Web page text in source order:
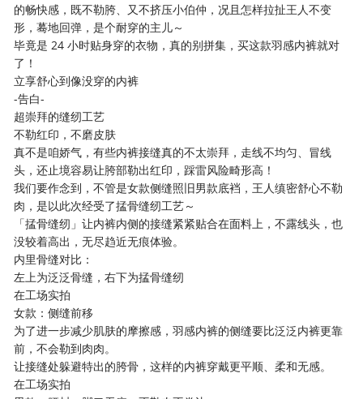
的畅快感，既不勒胯、又不挤压小伯仲，况且怎样拉扯王人不变
形，蓦地回弹，是个耐穿的主儿～
毕竟是 24 小时贴身穿的衣物，真的别拼集，买这款羽感内裤就对
了！
立享舒心到像没穿的内裤
-告白-
超崇拜的缝纫工艺
不勒红印，不磨皮肤
真不是咱娇气，有些内裤接缝真的不太崇拜，走线不均匀、冒线
头，还止境容易让胯部勒出红印，踩雷风险畸形高！
我们要作念到，不管是女款侧缝照旧男款底裆，王人缜密舒心不勒
肉，是以此次经受了掹骨缝纫工艺～
「掹骨缝纫」让内裤内侧的接缝紧紧贴合在面料上，不露线头，也
没较着高出，无尽趋近无痕体验。
内里骨缝对比：
左上为泛泛骨缝，右下为掹骨缝纫
在工场实拍
女款：侧缝前移
为了进一步减少肌肤的摩擦感，羽感内裤的侧缝要比泛泛内裤更靠
前，不会勒到肉肉。
让接缝处躲避特出的胯骨，这样的内裤穿戴更平顺、柔和无感。
在工场实拍